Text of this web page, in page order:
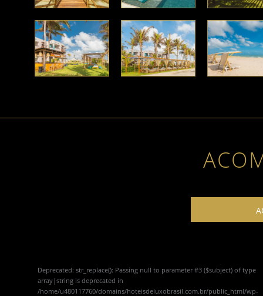
Deprecated: str_replace(): Passing null to parameter #3 ($subject) of type
array|string is deprecated in
/home/u480117760/domains/hoteisdeluxobrasil.com.br/public_html/wp-